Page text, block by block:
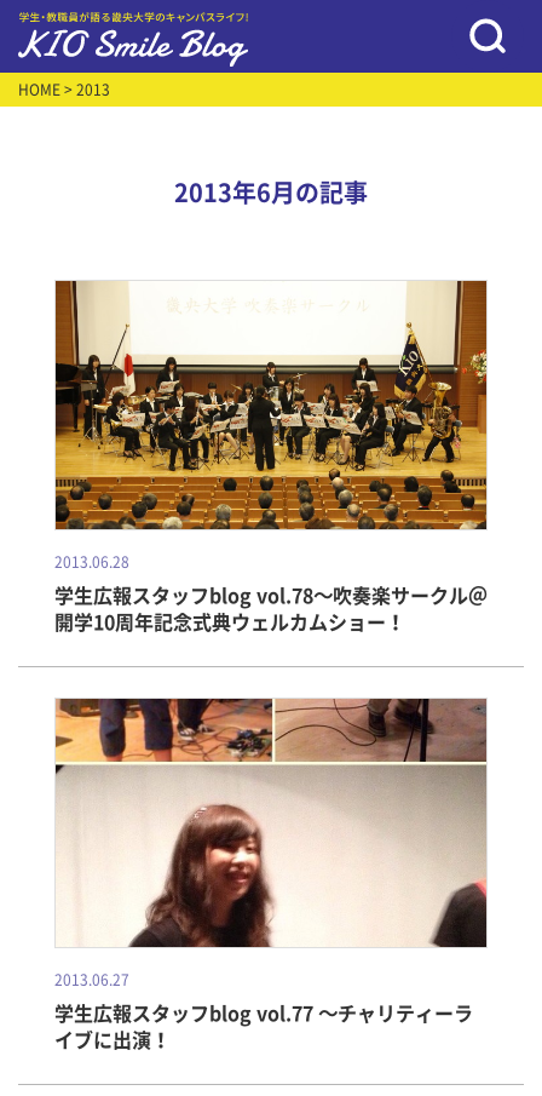
HOME > 2013
2013年6月の記事
2013.06.28
学生広報スタッフblog vol.78～吹奏楽サークル＠
開学10周年記念式典ウェルカムショー！
2013.06.27
学生広報スタッフblog vol.77 ～チャリティーラ
イブに出演！